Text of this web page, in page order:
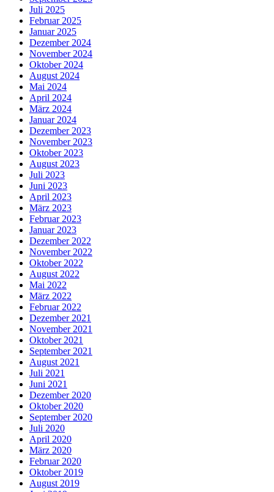
Juli 2025
Februar 2025
Januar 2025
Dezember 2024
November 2024
Oktober 2024
August 2024
Mai 2024
April 2024
März 2024
Januar 2024
Dezember 2023
November 2023
Oktober 2023
August 2023
Juli 2023
Juni 2023
April 2023
März 2023
Februar 2023
Januar 2023
Dezember 2022
November 2022
Oktober 2022
August 2022
Mai 2022
März 2022
Februar 2022
Dezember 2021
November 2021
Oktober 2021
September 2021
August 2021
Juli 2021
Juni 2021
Dezember 2020
Oktober 2020
September 2020
Juli 2020
April 2020
März 2020
Februar 2020
Oktober 2019
August 2019